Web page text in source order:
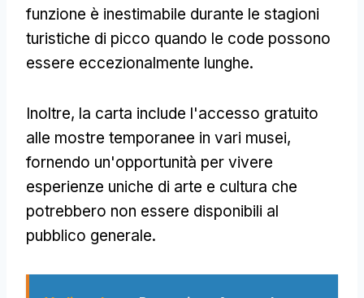
funzione è inestimabile durante le stagioni
turistiche di picco quando le code possono
essere eccezionalmente lunghe.
Inoltre, la carta include l'accesso gratuito
alle mostre temporanee in vari musei,
fornendo un'opportunità per vivere
esperienze uniche di arte e cultura che
potrebbero non essere disponibili al
pubblico generale.